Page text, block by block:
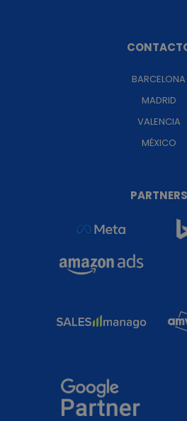
BARCELONA
MADRID
VALENCIA
MÉXICO
PARTNERS